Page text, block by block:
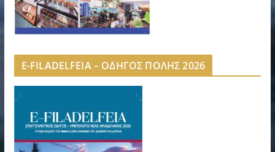
E-FILADELFEIA – ΟΔΗΓΟΣ ΠΟΛΗΣ 2026